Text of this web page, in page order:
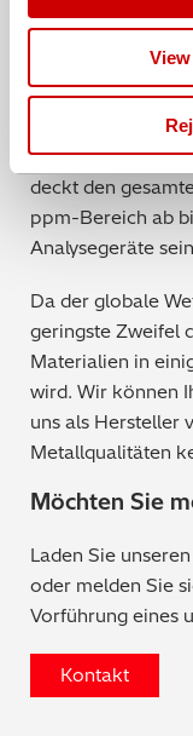
arbeiten.
Die OES-
Genauigkeit. Die
wurden für die
daskürzlich
deckt den
ppm-Bereich ab
Analysegeräte
Da der globale
geringste Zweifel
Materialien in
wird. Wir können
uns als Hersteller
Metallqualitäten
Möchten Sie
Laden Sie unseren
oder melden Sie
Vorführung eines
Kontakt